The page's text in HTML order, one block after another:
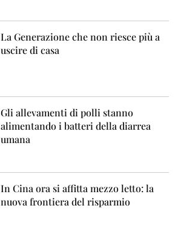
La Generazione che non riesce più a
uscire di casa
Gli allevamenti di polli stanno
alimentando i batteri della diarrea
umana
In Cina ora si affitta mezzo letto: la
nuova frontiera del risparmio